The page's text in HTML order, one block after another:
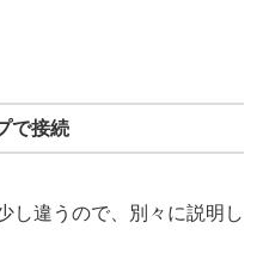
で接続
し違うので、別々に説明し